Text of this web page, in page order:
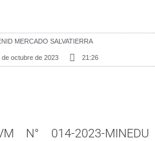
MERCADO SALVATIERRA
octubre de 2023 21:26
N° 014-2023-MINEDU